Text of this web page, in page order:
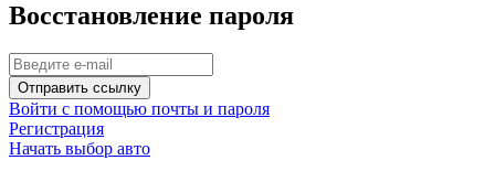
Восстановление пароля
Отправить ссылку
Войти с помощью почты и пароля
Регистрация
Начать выбор авто